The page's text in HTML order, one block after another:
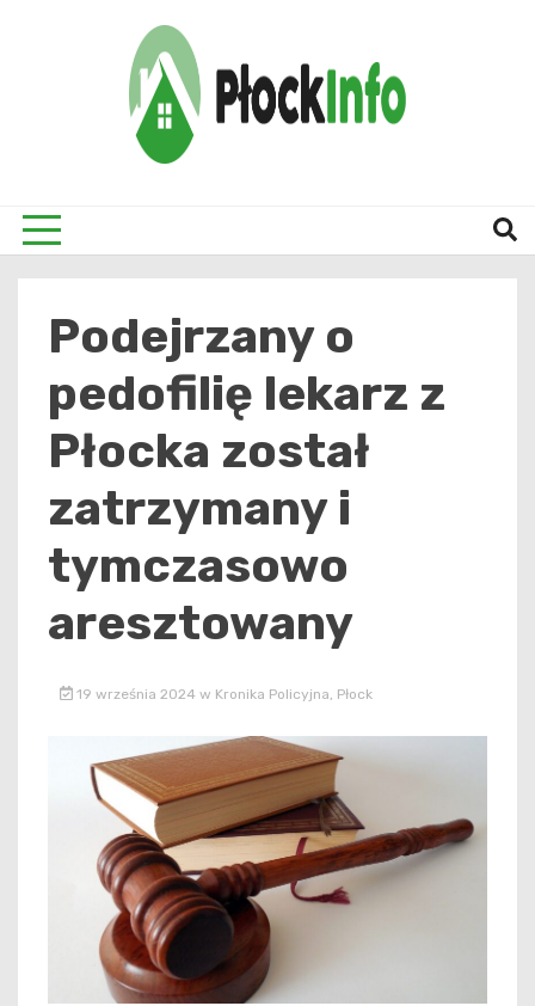
Podejrzany o
pedofilię lekarz z
Płocka został
zatrzymany i
tymczasowo
aresztowany
19 września 2024 w Kronika Policyjna Płock